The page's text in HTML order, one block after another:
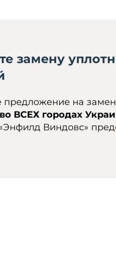
замену
на
во ВСЕХ городах
Виндовс»